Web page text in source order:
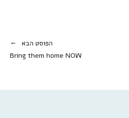
Paintings for Purchase
Prints for Purchase
הפוסט הבא
Bring them home NOW